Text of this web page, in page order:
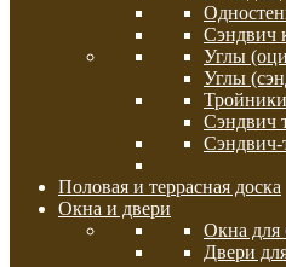
Сэндвич
Углы
Углы
Тройники
Сэндвич
Сэндвич-
Половая и террасная доска
Окна и двери
Окна для
Двери